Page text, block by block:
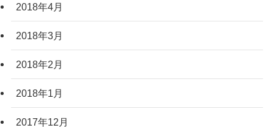
2018年4月
2018年3月
2018年2月
2018年1月
2017年12月